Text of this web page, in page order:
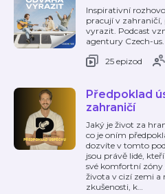
Inspirativní
pracují v zahraničí,
vyrazit. Podcast
agentury Czech-us.
25 epizod
Předpoklad
zahraničí
Jaký je život za
co je oním
dozvíte v tomto
jsou právě lidé,
své komfortní zóny
života v cizí zemi a
zkušenosti, k…